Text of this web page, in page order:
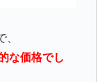
な価格でし